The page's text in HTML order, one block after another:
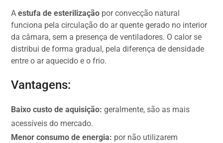
Aestufa de esterilização por convecção natural
funciona pela circulação do ar quente gerado no interior
da câmara, sem a presença de ventiladores. O calor se
distribui de forma gradual, pela diferença de densidade
entre o ar aquecido e o frio.
Vantagens:
Baixo custo de aquisição: geralmente, são as mais
acessíveis do mercado.
Menor consumo de energia: por não utilizarem